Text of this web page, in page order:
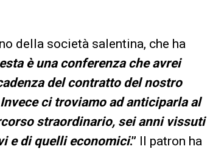
della società salentina, che ha
è una conferenza che avrei
del contratto del nostro
ci troviamo ad anticiparla al
straordinario, sei anni vissuti
e di quelli economici.” Il patron ha